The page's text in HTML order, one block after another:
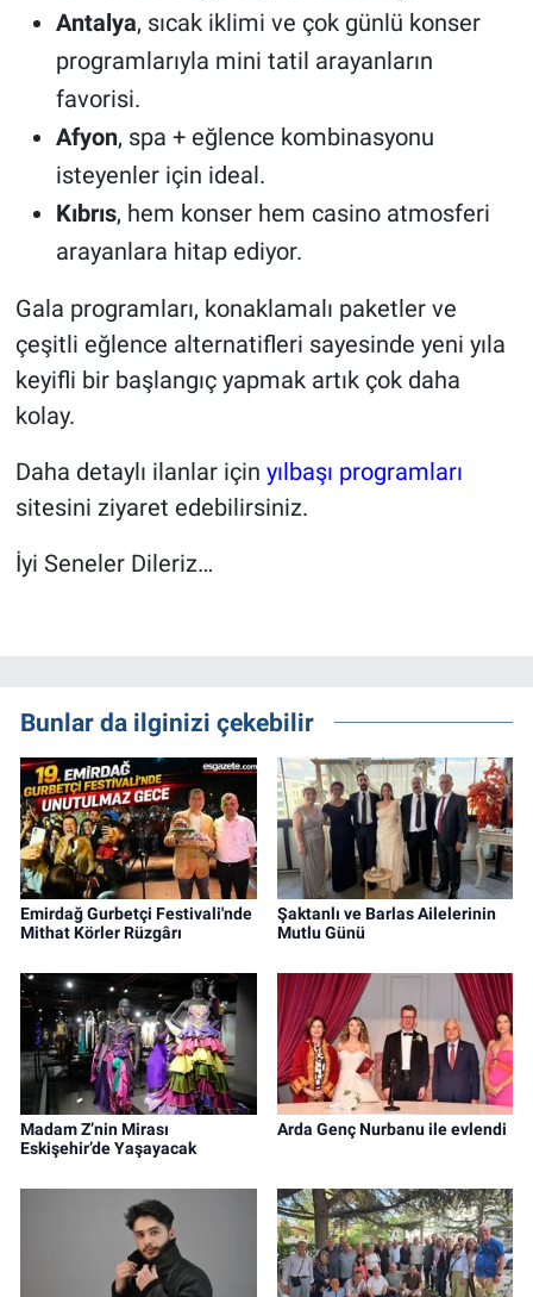
Antalya, sıcak iklimi ve çok günlü konser
programlarıyla mini tatil arayanların
favorisi.
Afyon, spa + eğlence kombinasyonu
isteyenler için ideal.
Kıbrıs, hem konser hem casino atmosferi
arayanlara hitap ediyor.
Gala programları, konaklamalı paketler ve
çeşitli eğlence alternatifleri sayesinde yeni yıla
keyifli bir başlangıç yapmak artık çok daha
kolay.
Daha detaylı ilanlar için yılbaşı programları
sitesini ziyaret edebilirsiniz.
İyi Seneler Dileriz…
Bunlar da ilginizi çekebilir
Emirdağ Gurbetçi Festivali'nde
Mithat Körler Rüzgârı
Şaktanlı ve Barlas Ailelerinin
Mutlu Günü
Madam Z’nin Mirası
Eskişehir’de Yaşayacak
Arda Genç Nurbanu ile evlendi